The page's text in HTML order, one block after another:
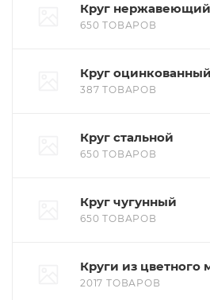
Круг нержавеющий
650 ТОВАРОВ
Круг оцинкованный
387 ТОВАРОВ
Круг стальной
650 ТОВАРОВ
Круг чугунный
650 ТОВАРОВ
Круги из цветного
2017 ТОВАРОВ